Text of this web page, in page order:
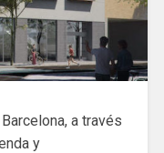
a través
y